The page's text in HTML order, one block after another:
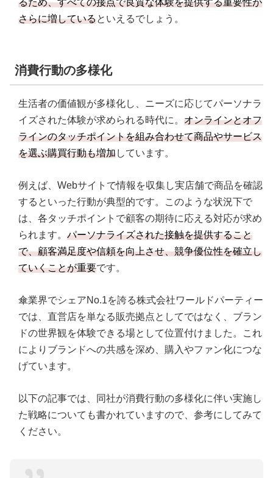
さらに増しているといえるでしょう。
消費行動の多様化
生活者の価値観が多様化し、ニーズに応じてパーソナラ
イズされた体験が求められる時代に。 オンラインとオフ
ラインのタッチポイントを組み合わせて商品やサービス
を選ぶ購買行動も増加しています。
例えば、Webサイトで情報を収集し実店舗で商品を確認
するといった行動が典型的です。このような状況下で
は、各タッチポイントで顧客の期待に応える対応が求め
られます。 パーソナライズされた接触を提供すること
で、顧客満足度や信頼を向上させ、競争優位性を確立し
ていくことが重要です。
傘業界でシェアNo.1を誇る株式会社ワールドパーティー
では、直営店を単なる販売拠点としてではなく、ブラン
ドの世界観を体験できる場として位置付けました。これ
によりブランドへの共感を深め、購入やファン化につな
げています。
以下の記事では、同社が消費行動の多様化に伴い実施し
た戦略についても書かれていますので、参考にしてみて
ください。